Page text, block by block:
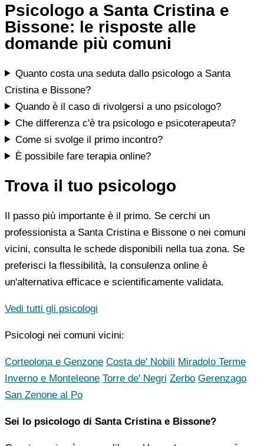
Psicologo a Santa Cristina e
Bissone: le risposte alle
domande più comuni
Quanto costa una seduta dallo psicologo a Santa
Cristina e Bissone?
Quando è il caso di rivolgersi a uno psicologo?
Che differenza c'è tra psicologo e psicoterapeuta?
Come si svolge il primo incontro?
È possibile fare terapia online?
Trova il tuo psicologo
Il passo più importante è il primo. Se cerchi un
professionista a Santa Cristina e Bissone o nei comuni
vicini, consulta le schede disponibili nella tua zona. Se
preferisci la flessibilità, la consulenza online è
un'alternativa efficace e scientificamente validata.
Vedi tutti gli psicologi
Psicologi nei comuni vicini:
Corteolona e Genzone Costa de' Nobili Miradolo Terme
Inverno e Monteleone Torre de' Negri Zerbo Gerenzago
San Zenone al Po
Sei lo psicologo di Santa Cristina e Bissone?